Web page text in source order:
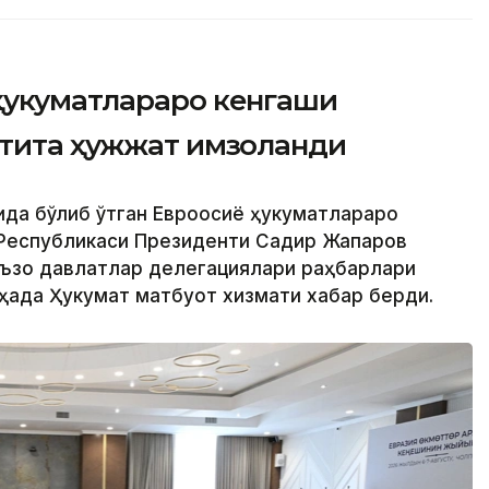
кенгаши
ҳужжат имзоланди
бўлиб ўтган Евроосиё ҳукуматлараро
Президенти Садир Жапаров
давлатлар делегациялари раҳбарлари
Ҳукумат матбуот хизмати хабар берди.